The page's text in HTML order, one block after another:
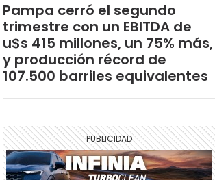
Pampa cerró el segundo
trimestre con un EBITDA de
u$s 415 millones, un 75% más,
y producción récord de
107.500 barriles equivalentes